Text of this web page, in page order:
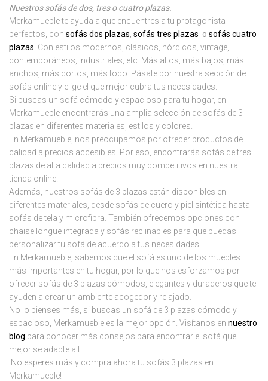
Nuestros sofás de dos, tres o cuatro plazas.
Merkamueble te ayuda a que encuentres a tu protagonista
perfectos, con sofás dos plazas, sofás tres plazas o sofás cuatro
plazas . Con estilos modernos, clásicos, nórdicos, vintage,
contemporáneos, industriales, etc. Más altos, más bajos, más
anchos, más cortos, más todo. Pásate por nuestra sección de
sofás online y elige el que mejor cubra tus necesidades.
Si buscas un sofá cómodo y espacioso para tu hogar, en
Merkamueble encontrarás una amplia selección de sofás de 3
plazas en diferentes materiales, estilos y colores.
En Merkamueble, nos preocupamos por ofrecer productos de
calidad a precios accesibles. Por eso, encontrarás sofás de tres
plazas de alta calidad a precios muy competitivos en nuestra
tienda online.
Además, nuestros sofás de 3 plazas están disponibles en
diferentes materiales, desde sofás de cuero y piel sintética hasta
sofás de tela y microfibra. También ofrecemos opciones con
chaise longue integrada y sofás reclinables para que puedas
personalizar tu sofá de acuerdo a tus necesidades.
En Merkamueble, sabemos que el sofá es uno de los muebles
más importantes en tu hogar, por lo que nos esforzamos por
ofrecer sofás de 3 plazas cómodos, elegantes y duraderos que te
ayuden a crear un ambiente acogedor y relajado.
No lo pienses más, si buscas un sofá de 3 plazas cómodo y
espacioso, Merkamueble es la mejor opción. Visítanos en nuestro
blog para conocer más consejos para encontrar el sofá que
mejor se adapte a ti.
¡No esperes más y compra ahora tu sofás 3 plazas en
Merkamueble!